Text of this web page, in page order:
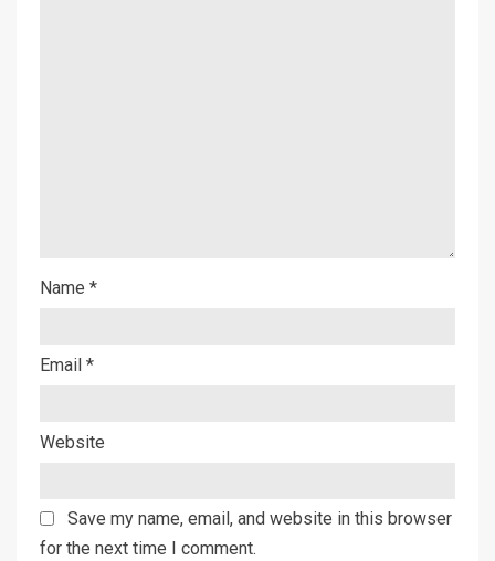
Name *
Email *
Website
Save my name, email, and website in this browser
for the next time I comment.